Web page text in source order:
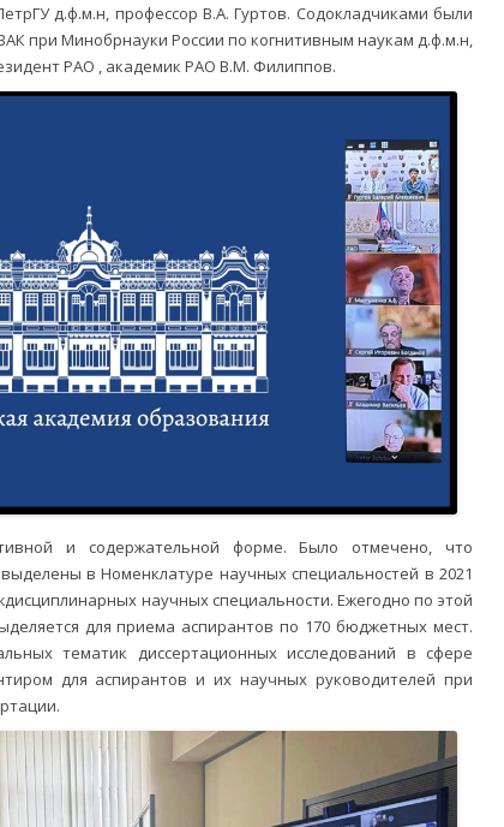
д.ф.м.н, профессор В.А. Гуртов. Содокладчиками были
при Минобрнауки России по когнитивным наукам д.ф.м.н,
РАО , академик РАО В.М. Филиппов.
и содержательной форме. Было отмечено, что
в Номенклатуре научных специальностей в 2021
научных специальности. Ежегодно по этой
для приема аспирантов по 170 бюджетных мест.
тематик диссертационных исследований в сфере
для аспирантов и их научных руководителей при